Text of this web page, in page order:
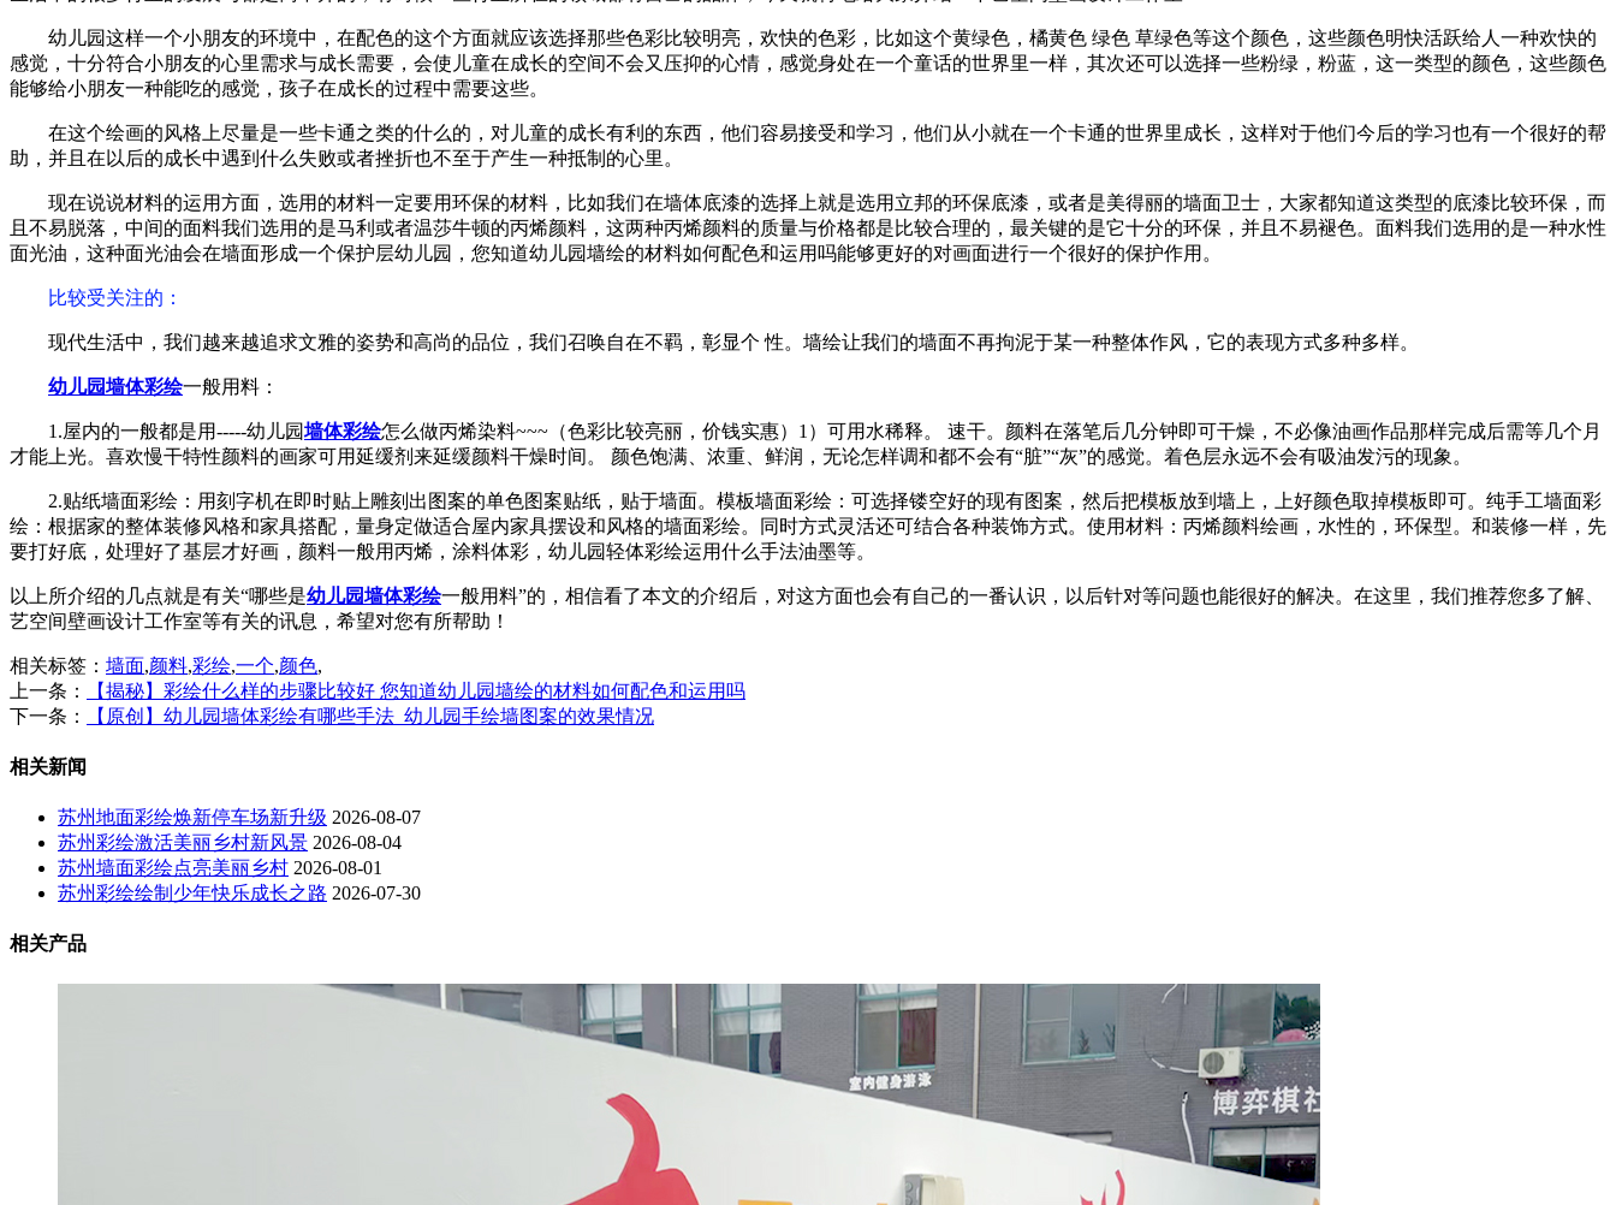
幼儿园这样一个小朋友的环境中，在配色的这个方面就应该选择那些色彩比较明亮，欢快的色彩，比如这个黄绿色，橘黄色 绿色 草绿色等这个颜色，这些颜色明快活跃给人一种欢快的
感觉，十分符合小朋友的心里需求与成长需要，会使儿童在成长的空间不会又压抑的心情，感觉身处在一个童话的世界里一样，其次还可以选择一些粉绿，粉蓝，这一类型的颜色，这些颜色
能够给小朋友一种能吃的感觉，孩子在成长的过程中需要这些。
在这个绘画的风格上尽量是一些卡通之类的什么的，对儿童的成长有利的东西，他们容易接受和学习，他们从小就在一个卡通的世界里成长，这样对于他们今后的学习也有一个很好的帮
助，并且在以后的成长中遇到什么失败或者挫折也不至于产生一种抵制的心里。
现在说说材料的运用方面，选用的材料一定要用环保的材料，比如我们在墙体底漆的选择上就是选用立邦的环保底漆，或者是美得丽的墙面卫士，大家都知道这类型的底漆比较环保，而
且不易脱落，中间的面料我们选用的是马利或者温莎牛顿的丙烯颜料，这两种丙烯颜料的质量与价格都是比较合理的，最关键的是它十分的环保，并且不易褪色。面料我们选用的是一种水性
面光油，这种面光油会在墙面形成一个保护层幼儿园，您知道幼儿园墙绘的材料如何配色和运用吗能够更好的对画面进行一个很好的保护作用。
比较受关注的 ：
现代生活中，我们越来越追求文雅的姿势和高尚的品位，我们召唤自在不羁，彰显个 性。墙绘让我们的墙面不再拘泥于某一种整体作风，它的表现方式多种多样。
幼儿园墙体彩绘一般用料：
1.屋内的一般都是用-----幼儿园墙体彩绘怎么做丙烯染料~~~（色彩比较亮丽，价钱实惠）1）可用水稀释。 速干。颜料在落笔后几分钟即可干燥，不必像油画作品那样完成后需等几个月
才能上光。喜欢慢干特性颜料的画家可用延缓剂来延缓颜料干燥时间。 颜色饱满、浓重、鲜润，无论怎样调和都不会有“脏”“灰”的感觉。着色层永远不会有吸油发污的现象。
2.贴纸墙面彩绘：用刻字机在即时贴上雕刻出图案的单色图案贴纸，贴于墙面。模板墙面彩绘：可选择镂空好的现有图案，然后把模板放到墙上，上好颜色取掉模板即可。纯手工墙面彩
绘：根据家的整体装修风格和家具搭配，量身定做适合屋内家具摆设和风格的墙面彩绘。同时方式灵活还可结合各种装饰方式。使用材料：丙烯颜料绘画，水性的，环保型。和装修一样，先
要打好底，处理好了基层才好画，颜料一般用丙烯，涂料体彩，幼儿园轻体彩绘运用什么手法油墨等。
以上所介绍的几点就是有关“哪些是幼儿园墙体彩绘一般用料”的，相信看了本文的介绍后，对这方面也会有自己的一番认识，以后针对等问题也能很好的解决。在这里，我们推荐您多了解、
艺空间壁画设计工作室等有关的讯息，希望对您有所帮助！
相关标签： 墙面,颜料,彩绘,一个,颜色,
上一条：
【揭秘】彩绘什么样的步骤比较好 您知道幼儿园墙绘的材料如何配色和运用吗
下一条：
【原创】幼儿园墙体彩绘有哪些手法_幼儿园手绘墙图案的效果情况
相关新闻
苏州地面彩绘焕新停车场新升级 2026-08-07
苏州彩绘激活美丽乡村新风景 2026-08-04
苏州墙面彩绘点亮美丽乡村 2026-08-01
苏州彩绘绘制少年快乐成长之路 2026-07-30
相关产品